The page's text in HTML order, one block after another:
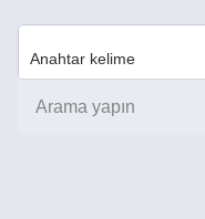
Referanslarımız